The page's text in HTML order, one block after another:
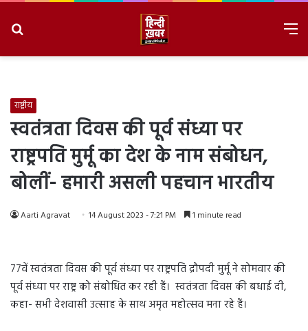
राष्ट्रीय
स्वतंत्रता दिवस की पूर्व संध्या पर
राष्ट्रपति मुर्मू का देश के नाम संबोधन,
बोलीं- हमारी असली पहचान भारतीय
Aarti Agravat 14 August 2023 - 7:21 PM 1 minute read
77वें स्वतंत्रता दिवस की पूर्व संध्या पर राष्ट्रपति द्रौपदी मुर्मू ने सोमवार की
पूर्व संध्या पर राष्ट्र को संबोधित कर रही हैं। स्वतंत्रता दिवस की बधाई दी,
कहा- सभी देशवासी उत्साह के साथ अमृत महोत्सव मना रहे हैं।